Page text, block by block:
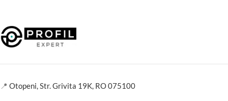
📍 Otopeni, Str. Grivita 19K, RO 075100